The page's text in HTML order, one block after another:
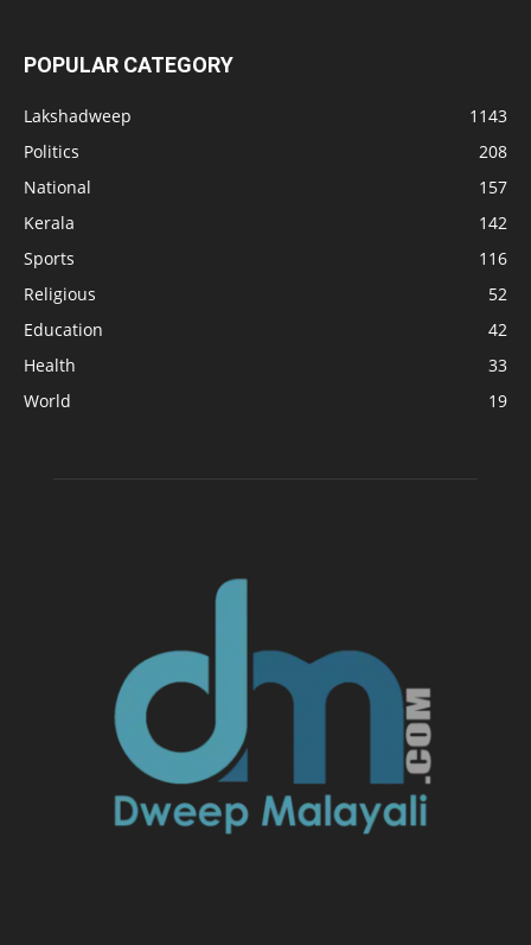
POPULAR CATEGORY
Lakshadweep
1143
Politics
208
National
157
Kerala
142
Sports
116
Religious
52
Education
42
Health
33
World
19